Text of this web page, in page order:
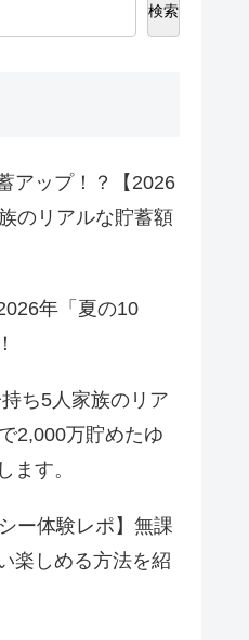
検索
アップ！？【2026
のリアルな貯蓄額
年「夏の10
ち5人家族のリア
2,000万貯めたゆ
ます。
ー体験レポ】無課
楽しめる方法を紹